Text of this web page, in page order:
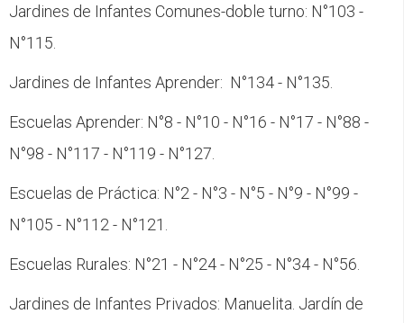
Jardines de Infantes Comunes-doble turno: N°103 -
N°115.
Jardines de Infantes Aprender: N°134 - N°135.
Escuelas Aprender: N°8 - N°10 - N°16 - N°17 - N°88 -
N°98 - N°117 - N°119 - N°127.
Escuelas de Práctica: N°2 - N°3 - N°5 - N°9 - N°99 -
N°105 - N°112 - N°121.
Escuelas Rurales: N°21 - N°24 - N°25 - N°34 - N°56.
Jardines de Infantes Privados: Manuelita. Jardín de